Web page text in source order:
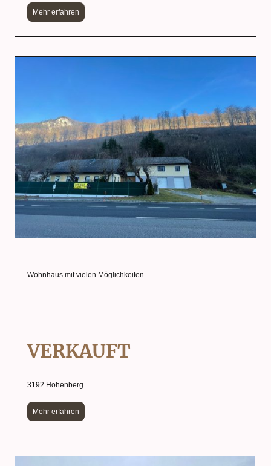
Mehr erfahren
Wohnhaus mit vielen Möglichkeiten
VERKAUFT
3192 Hohenberg
Mehr erfahren